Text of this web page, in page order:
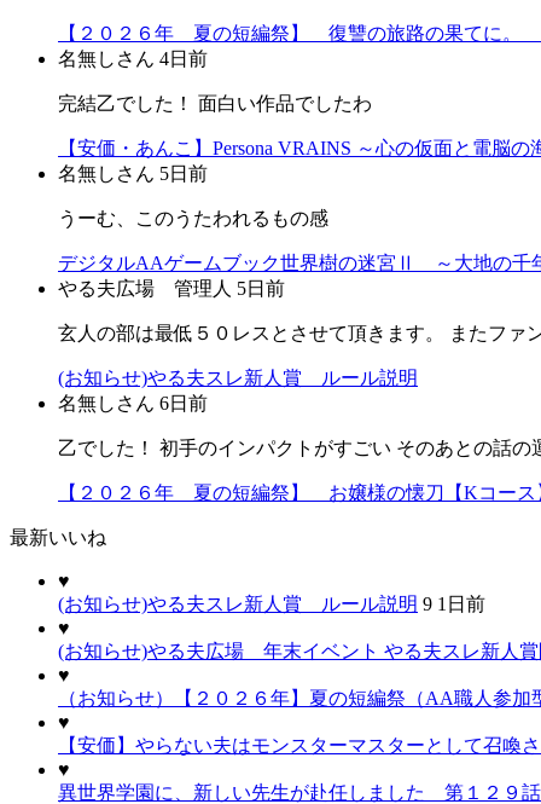
【２０２６年 夏の短編祭】 復讐の旅路の果てに。
名無しさん 4日前
完結乙でした！ 面白い作品でしたわ
【安価・あんこ】Persona VRAINS ～心の仮面と電脳
名無しさん 5日前
うーむ、このうたわれるもの感
デジタルAAゲームブック世界樹の迷宮Ⅱ ～大地の
やる夫広場 管理人 5日前
玄人の部は最低５０レスとさせて頂きます。 またファ
(お知らせ)やる夫スレ新人賞 ルール説明
名無しさん 6日前
乙でした！ 初手のインパクトがすごい そのあとの話
【２０２６年 夏の短編祭】 お嬢様の懐刀【Kコース
最新いいね
♥
(お知らせ)やる夫スレ新人賞 ルール説明 9 1日前
♥
(お知らせ)やる夫広場 年末イベント やる夫スレ新人
♥
（お知らせ）【２０２６年】夏の短編祭（AA職人参加
♥
【安価】やらない夫はモンスターマスターとして召
♥
異世界学園に、新しい先生が赴任しました 第１２９